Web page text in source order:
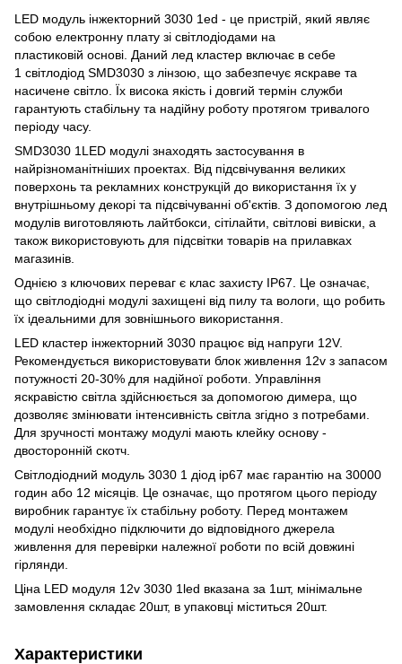
LED модуль інжекторний 3030 1ed - це пристрій, який являє
собою електронну плату зі світлодіодами на
пластиковій основі. Даний лед кластер включає в себе
1 світлодіод SMD3030 з лінзою, що забезпечує яскраве та
насичене світло. Їх висока якість і довгий термін служби
гарантують стабільну та надійну роботу протягом тривалого
періоду часу.
SMD3030 1LED модулі знаходять застосування в
найрізноманітніших проектах. Від підсвічування великих
поверхонь та рекламних конструкцій до використання їх у
внутрішньому декорі та підсвічуванні об'єктів. З допомогою лед
модулів виготовляють лайтбокси, сітілайти, світлові вивіски, а
також використовують для підсвітки товарів на прилавках
магазинів.
Однією з ключових переваг є клас захисту IP67. Це означає,
що світлодіодні модулі захищені від пилу та вологи, що робить
їх ідеальними для зовнішнього використання.
LED кластер інжекторний 3030 працює від напруги 12V.
Рекомендується використовувати блок живлення 12v з запасом
потужності 20-30% для надійної роботи. Управління
яскравістю світла здійснюється за допомогою димера, що
дозволяє змінювати інтенсивність світла згідно з потребами.
Для зручності монтажу модулі мають клейку основу -
двосторонній скотч.
Світлодіодний модуль 3030 1 діод ip67 має гарантію на 30000
годин або 12 місяців. Це означає, що протягом цього періоду
виробник гарантує їх стабільну роботу. Перед монтажем
модулі необхідно підключити до відповідного джерела
живлення для перевірки належної роботи по всій довжині
гірлянди.
Ціна LED модуля 12v 3030 1led вказана за 1шт, мінімальне
замовлення складає 20шт, в упаковці міститься 20шт.
Характеристики